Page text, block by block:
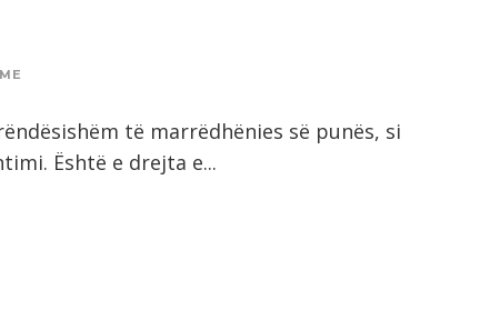
të marrëdhënies së punës, si
Është e drejta e...